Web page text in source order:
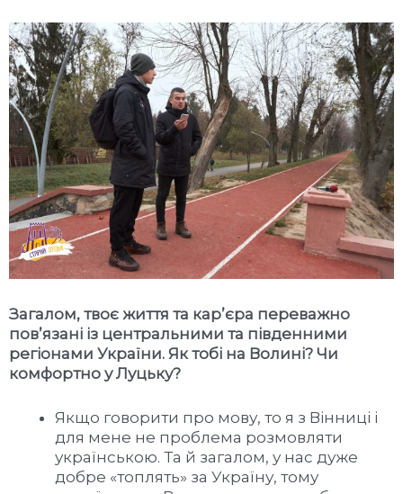
Загалом, твоє життя та кар’єра переважно
пов’язані із центральними та південними
регіонами України. Як тобі на Волині? Чи
комфортно у Луцьку?
Якщо говорити про мову, то я з Вінниці і
для мене не проблема розмовляти
українською. Та й загалом, у нас дуже
добре «топлять» за Україну, тому